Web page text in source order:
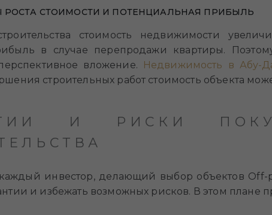
РОСТА СТОИМОСТИ И ПОТЕНЦИАЛЬНАЯ ПРИБЫЛЬ
стоимость недвижимости
в случае перепродажи квартиры.
вложение.
Недвижимость в Абу-
строительных работ стоимость объекта
И РИСКИ
каждый инвестор, делающий выбор объектов
и избежать возможных рисков. В этом плане